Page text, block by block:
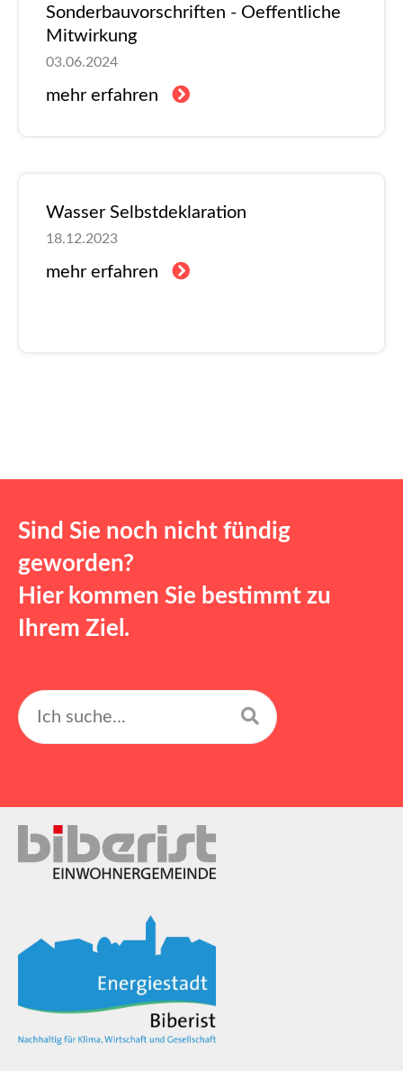
Sonderbauvorschriften - Oeffentliche
Mitwirkung
03.06.2024
mehr erfahren
Wasser Selbstdeklaration
18.12.2023
mehr erfahren
Sind Sie noch nicht fündig
geworden?
Hier kommen Sie bestimmt zu
Ihrem Ziel.